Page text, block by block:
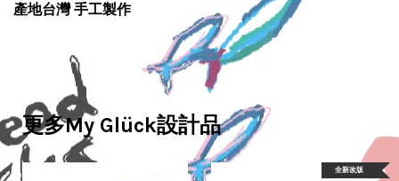
產地台灣 手工製作
更多My Glück設計品
全新改版